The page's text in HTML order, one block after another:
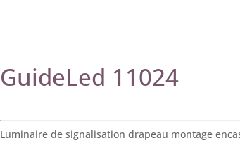
GuideLed 11024
Luminaire de signalisation drapeau montage